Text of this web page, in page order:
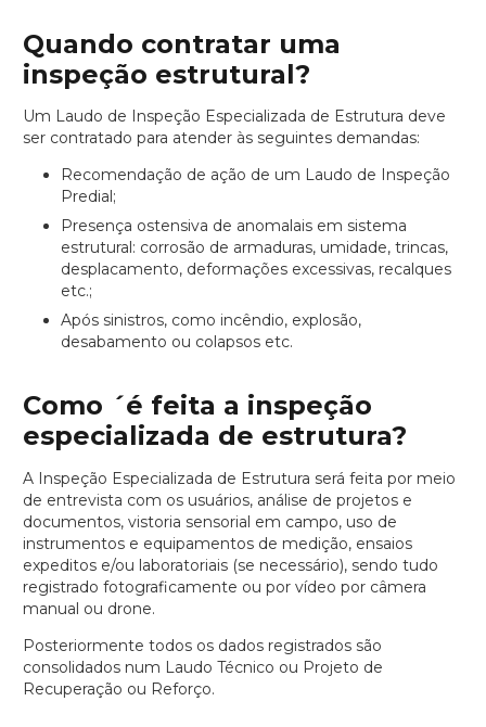
Quando contratar uma
inspeção estrutural?
Um Laudo de Inspeção Especializada de Estrutura deve
ser contratado para atender às seguintes demandas:
Recomendação de ação de um Laudo de Inspeção
Predial;
Presença ostensiva de anomalais em sistema
estrutural: corrosão de armaduras, umidade, trincas,
desplacamento, deformações excessivas, recalques
etc.;
Após sinistros, como incêndio, explosão,
desabamento ou colapsos etc.
Como ´é feita a inspeção
especializada de estrutura?
A Inspeção Especializada de Estrutura será feita por meio
de entrevista com os usuários, análise de projetos e
documentos, vistoria sensorial em campo, uso de
instrumentos e equipamentos de medição, ensaios
expeditos e/ou laboratoriais (se necessário), sendo tudo
registrado fotograficamente ou por vídeo por câmera
manual ou drone.
Posteriormente todos os dados registrados são
consolidados num Laudo Técnico ou Projeto de
Recuperação ou Reforço.